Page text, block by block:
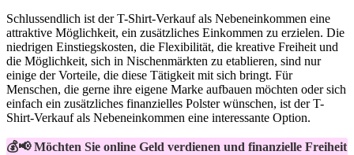
Schlussendlich ist der⁣ T-Shirt-Verkauf als ‍Nebeneinkommen eine
attraktive Möglichkeit, ein zusätzliches Einkommen zu erzielen. Die
niedrigen Einstiegskosten, die ⁣Flexibilität, die kreative Freiheit ‌und
die Möglichkeit, sich in Nischenmärkten zu ⁢etablieren, sind nur
einige der Vorteile, die diese Tätigkeit mit sich bringt. Für
Menschen, die gerne⁤ ihre eigene Marke ‌aufbauen möchten oder ​sich
einfach ein ⁣zusätzliches finanzielles Polster wünschen, ist der T-
Shirt-Verkauf als Nebeneinkommen eine interessante Option.
💰📢 Möchten Sie online Geld verdienen und finanzielle Freiheit